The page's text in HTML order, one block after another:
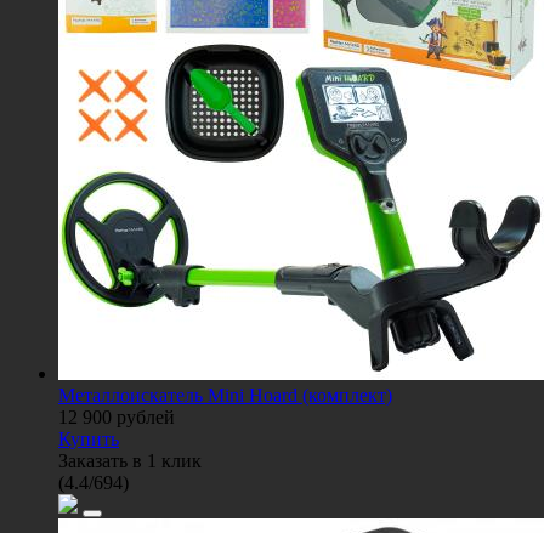
Металлоискатель Mini Hoard (комплект)
12 900 рублей
Купить
Заказать в 1 клик
(4.4/694)